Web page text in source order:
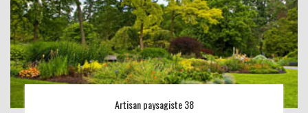
Artisan paysagiste 38